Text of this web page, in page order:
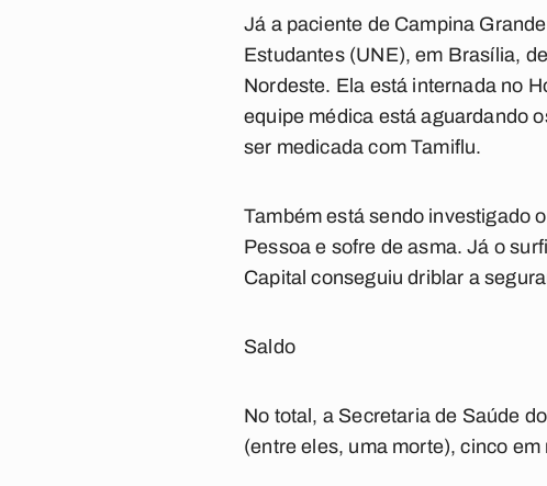
Já a paciente de Campina
Estudantes (UNE), em Brasília,
Nordeste. Ela está internada no
equipe médica está aguardando
ser medicada com Tamiflu.
Também está sendo investigado
Pessoa e sofre de asma. Já o
Capital conseguiu driblar a
Saldo
No total, a Secretaria de Saúde
(entre eles, uma morte), cinco